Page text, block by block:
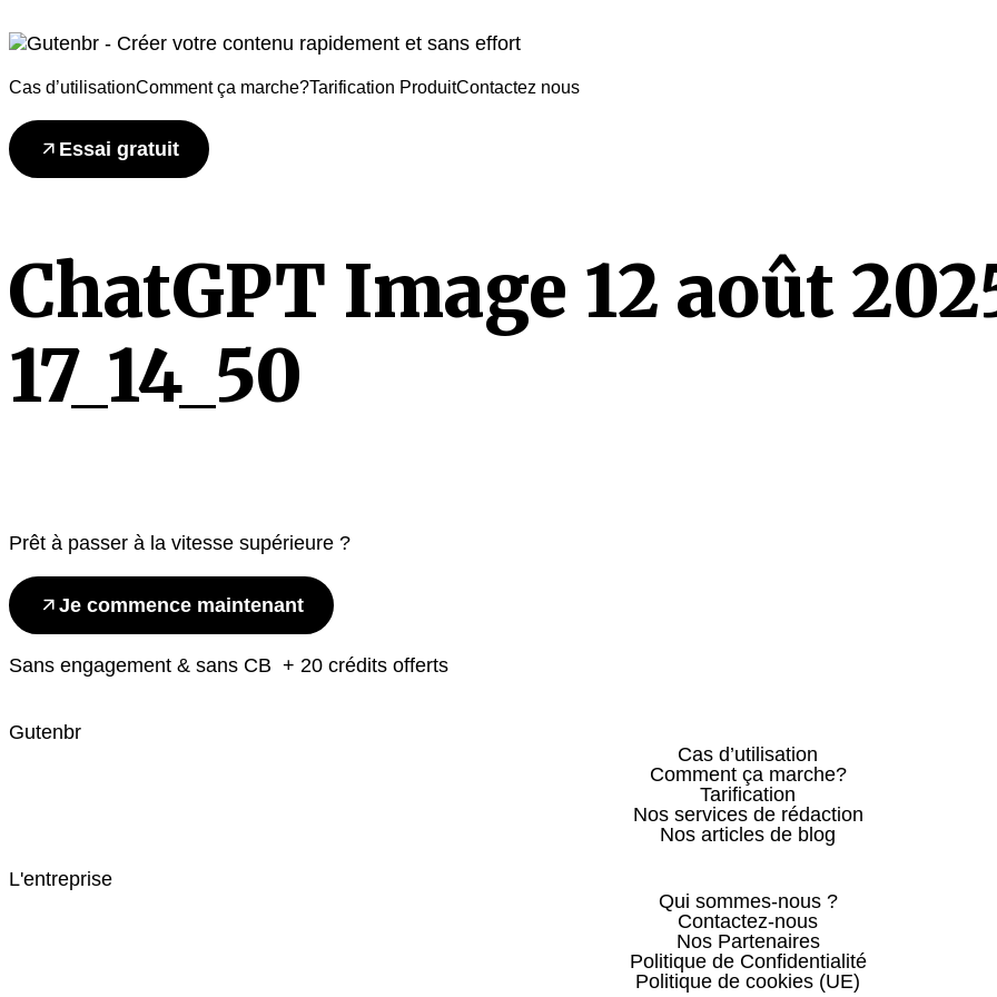
Cas d’utilisationComment ça marche?Tarification ProduitContactez nous
Essai gratuit
ChatGPT Image 12 août
17_14_50
Prêt à passer à la vitesse supérieure ?
Je commence maintenant
Sans engagement & sans CB + 20 crédits offerts
Gutenbr
Cas d’utilisation
Comment ça marche?
Tarification
Nos services de rédaction
Nos articles de blog
L'entreprise
Qui sommes-nous ?
Contactez-nous
Nos Partenaires
Politique de Confidentialité
Politique de cookies (UE)